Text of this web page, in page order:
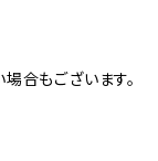
合もございます。